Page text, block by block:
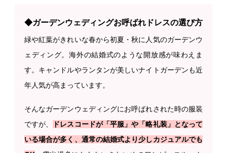
◆ガーデンウェディングお呼ばれドレスの選び方
緑や紅葉がきれいな春から初夏・秋に人気のガーデンウ
ェディング。海外の結婚式のような開放感が味わえま
す。キャンドルやランタンが美しいナイトガーデンも近
年人気が高まっています。
そんなガーデンウェディングにお呼ばれされた時の服装
ですが、
ドレスコードが「平服」や「略礼装」となって
いる場合が多く、通常の結婚式より少しカジュアルでも